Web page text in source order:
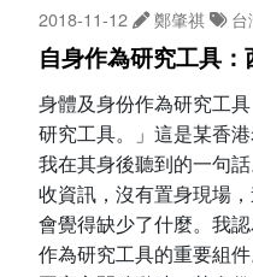
2018-11-12 鄭肇祺
自身作為研究工具：
身體及身份作為研究工
研究工具。」這是某香
我在其身後聽到的一句
收資訊，沒有置身現場
會覺得缺少了什麼。我
作為研究工具的重要組